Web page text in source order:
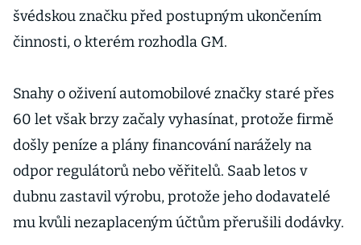
švédskou značku před postupným ukončením
činnosti, o kterém rozhodla GM.
Snahy o oživení automobilové značky staré přes
60 let však brzy začaly vyhasínat, protože firmě
došly peníze a plány financování narážely na
odpor regulátorů nebo věřitelů. Saab letos v
dubnu zastavil výrobu, protože jeho dodavatelé
mu kvůli nezaplaceným účtům přerušili dodávky.